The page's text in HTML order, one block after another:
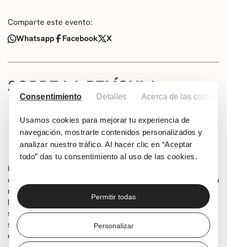
Consentimiento Detalles Acerca de las cookies
Usamos cookies para mejorar tu experiencia de
navegación, mostrarte contenidos personalizados y
analizar nuestro tráfico. Al hacer clic en “Aceptar
todo” das tu consentimiento al uso de las cookies.
Permitir todas
Personalizar
Comparte este evento:
Whatsapp
Facebook X
SOBRE LA PELÍCULA
83 min
Todos los públicos
Dirección: Gints Zilbalodis
Un gato se despierta en un mundo cubierto de agua,
donde la raza humana parece haber desaparecido. Busca
refugio en un barco con un grupo de otros animales. Pero
llevarse bien con ellos resulta ser un reto aún mayor que
superar su miedo al agua. Todos tendrán que aprender a
superar sus diferencias y adaptarse a este nuevo mundo
en el que se encuentran.